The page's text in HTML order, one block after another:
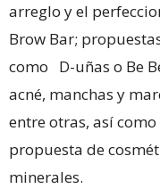
arreglo y el
Brow Bar;
como D-uñas o Be
acné, manchas y
entre otras, así
propuesta de
minerales.